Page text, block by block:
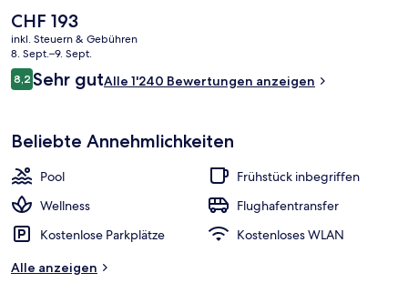
ist zum Frühstück, Mittagessen und Abendessen geöffnet. Als
weitere Highlights bietet diese Unterkunft mit All-inclusive-
Leistungen 5 Bars/Lounges, einen Golfplatz und einen Nachtclub.
Andere Reisende lieben den Pool und das hilfsbereite Personal.
Der
aktuelle
Preis
beträgt
CHF 193.
CHF 193
inkl. Steuern & Gebühren
8. Sept.–9. Sept.
Bewertungen
8,28,2 von 10.
Sehr gutAlle 1'240 Bewertungen anzeigen
Beliebte Annehmlichkeiten
Pool
Frühstück inbegriffen
Wellness
Flughafentransfer
Kostenlose Parkplätze
Kostenloses WLAN
Alle anzeigen